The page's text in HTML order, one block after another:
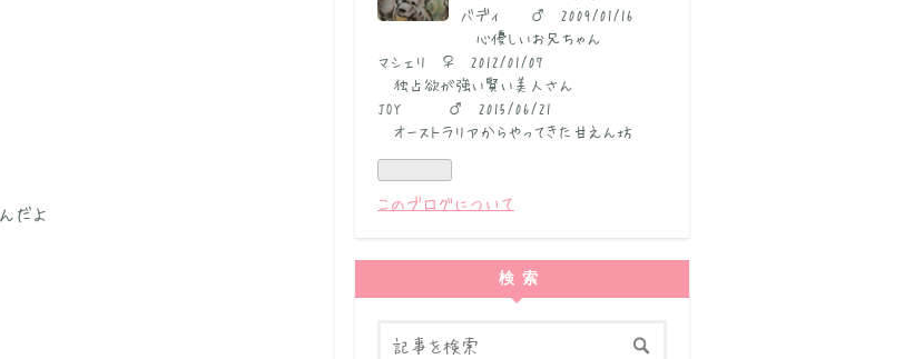
だよ
ログ
Pro
バディ ♂ 2009/01/16
心優しいお兄ちゃん
マシェリ ♀ 2012/01/07
独占欲が強い賢い美人さん
JOY ♂ 2015/06/21
オーストラリアからやってきた甘えん坊
このブログについて
検索